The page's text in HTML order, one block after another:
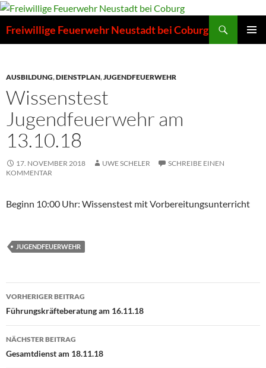
Zum
springen
Freiwillige Feuerwehr Neustadt bei Coburg
AUSBILDUNG,DIENSTPLAN,JUGENDFEUERWEHR
Wissenstest
Jugendfeuerwehr am
13.10.18
17. NOVEMBER 2018 UWE SCHELER
SCHREIBE EINEN
KOMMENTAR
Beginn 10:00 Uhr: Wissenstest mit Vorbereitungsunterricht
JUGENDFEUERWEHR
Beitragsnavigation
VORHERIGER BEITRAG
Führungskräfteberatung am 16.11.18
NÄCHSTER BEITRAG
Gesamtdienst am 18.11.18